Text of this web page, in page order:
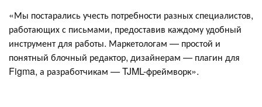
«Мы постарались учесть потребности разных специалистов,
работающих с письмами, предоставив каждому удобный
инструмент для работы. Маркетологам — простой и
понятный блочный редактор, дизайнерам — плагин для
Figma, а разработчикам — TJML-фреймворк».